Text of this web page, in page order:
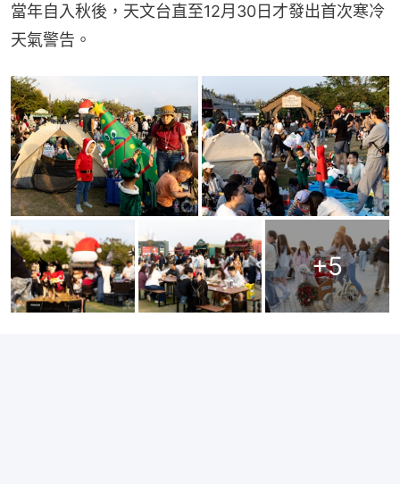
當年自入秋後，天文台直至12月30日才發出首次寒冷
天氣警告。
+5